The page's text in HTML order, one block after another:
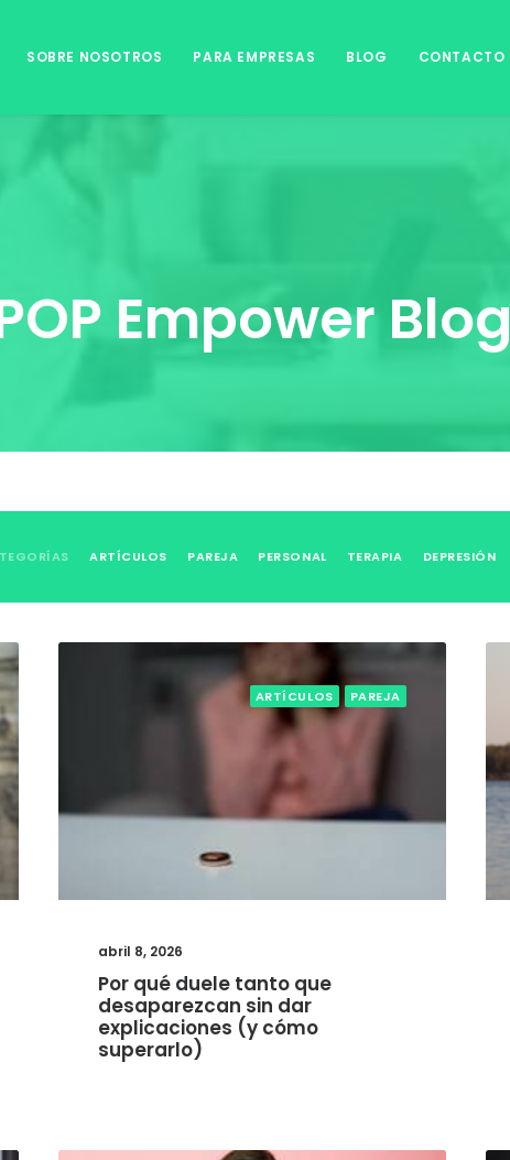
SOBRE NOSOTROS PARA EMPRESAS BLOG CONTACTO
Empower Blog
ARTÍCULOS PAREJA PERSONAL TERAPIA DEPRESIÓN
ARTÍCULOS PAREJA
abril 8, 2026
Por qué duele tanto que
desaparezcan sin dar
explicaciones (y cómo
superarlo)